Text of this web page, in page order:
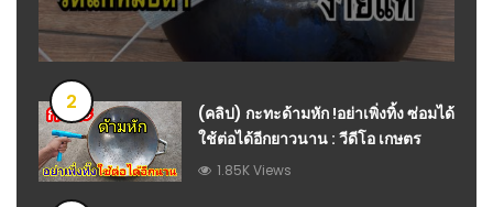
2
(คลิป) กะทะด้ามหัก !อย่าเพิ่งทิ้ง ซ่อมได้
ใช้ต่อได้อีกยาวนาน : วีดีโอ เกษตร
1.85K Views